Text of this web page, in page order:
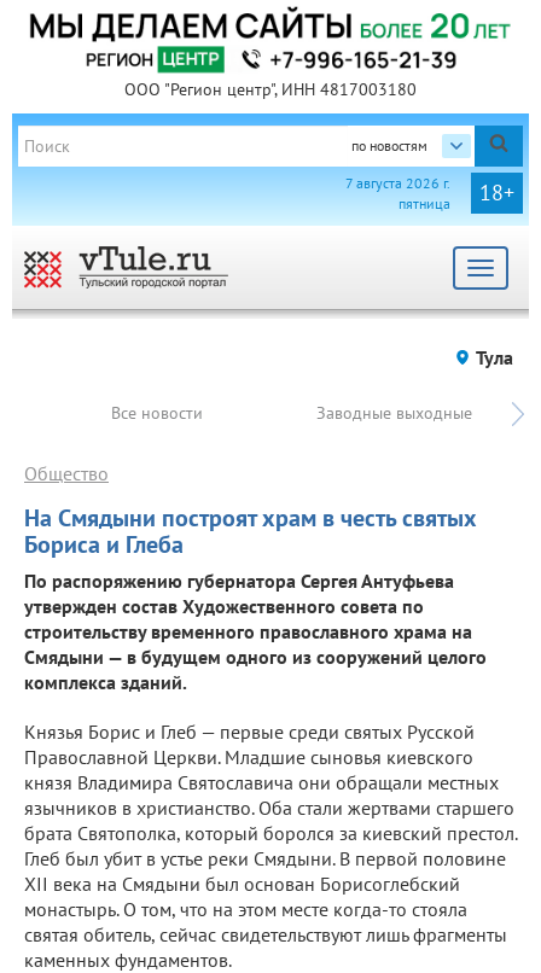
ООО "Регион центр", ИНН 4817003180
по новостям
18+
7 августа 2026 г.
пятница
Toggle
Тула
Все новости Заводные выходные
На Смядыни построят храм в честь святых
Бориса и Глеба
Общество
По распоряжению губернатора Сергея Антуфьева
утвержден состав Художественного совета по
строительству временного православного храма на
Смядыни — в будущем одного из сооружений целого
комплекса зданий.
Князья Борис и Глеб — первые среди святых Русской
Православной Церкви. Младшие сыновья киевского
князя Владимира Святославича они обращали местных
язычников в христианство. Оба стали жертвами старшего
брата Святополка, который боролся за киевский престол.
Глеб был убит в устье реки Смядыни. В первой половине
XII века на Смядыни был основан Борисоглебский
монастырь. О том, что на этом месте когда-то стояла
святая обитель, сейчас свидетельствуют лишь фрагменты
каменных фундаментов.